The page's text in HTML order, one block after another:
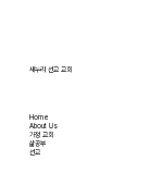
Home
About Us
​가정 교회
​삶공부
​선교
새누리 선교 교회